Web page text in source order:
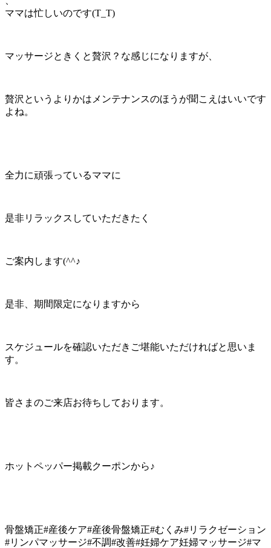
ママは忙しいのです(T_T)
マッサージときくと贅沢？な感じになりますが、
贅沢というよりかはメンテナンスのほうが聞こえはいいです
よね。
全力に頑張っているママに
是非リラックスしていただきたく
ご案内します(^^♪
是非、期間限定になりますから
スケジュールを確認いただきご堪能いただければと思いま
す。
皆さまのご来店お待ちしております。
ホットペッパー掲載クーポンから♪
骨盤矯正#産後ケア#産後骨盤矯正#むくみ#リラクゼーション
#リンパマッサージ#不調#改善#妊婦ケア妊婦マッサージ#マ